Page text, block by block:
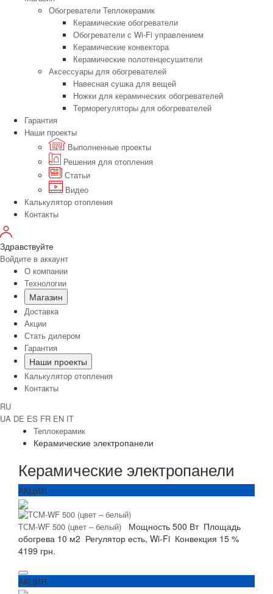
Обогреватели Теплокерамик
Керамические обогреватели
Обогреватели с Wi-Fi управлением
Керамические конвектора
Керамические полотенцесушители
Аксессуары для обогревателей
Навесная сушка для вещей
Ножки для керамических обогревателей
Терморегуляторы для обогревателей
Гарантия
Наши проекты
Выполненные проекты
Решения для отопления
Статьи
Видео
Калькулятор отопления
Контакты
Здравствуйте
Войдите в аккаунт
О компании
Технологии
Магазин
Доставка
Акции
Стать дилером
Гарантия
Наши проекты
Калькулятор отопления
Контакты
RU
UA DE ES FR EN IT
Теплокерамик
Керамические электропанели
Керамические электропанели
АКЦИЯ
ТСM-WF 500 (цвет – белый) Мощность 500 Вт Площадь
обогрева 10 м2 Регулятор есть, Wi-Fi Конвекция 15 %
4199 грн.
АКЦИЯ